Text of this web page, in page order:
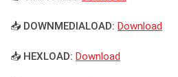
📥 DOWNMEDIALOAD: Download
📥 HEXLOAD: Download